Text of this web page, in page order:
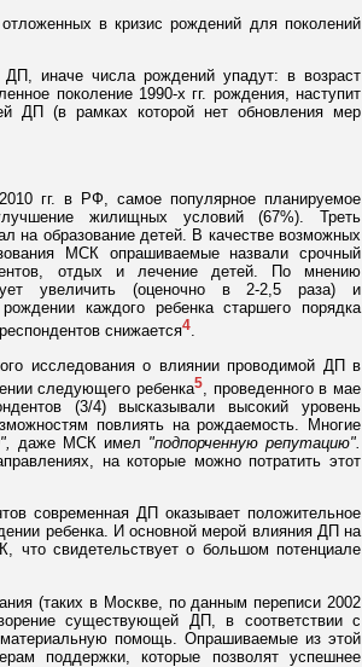
в кризис рождений для поколений
иначе числа рождений упадут: в возраст
поколение 1990-х гг. рождения, наступит
ДП (в рамках которой нет обновления мер
гг. в РФ, самое популярное планируемое
жилищных условий (67%). Треть
на образование детей. В качестве возможных
МСК опрашиваемые назвали срочный
отдых и лечение детей. По мнению
увеличить (оценочно в 2-2,5 раза) и
каждого ребенка старшего порядка
снижается4.
исследования о влиянии проводимой ДП в
следующего ребенка5, проведенного в мае
(3/4) высказывали высокий уровень
повлиять на рождаемость. Многие
даже МСК имел "подпорченную репутацию".
на которые можно потратить этот
современная ДП оказывает положительное
ребенка. И основной мерой влияния ДП на
что свидетельствует о большом потенциале
(таких в Москве, по данным переписи 2002
существующей ДП, в соответствии с
помощь. Опрашиваемые из этой
поддержки, которые позволят успешнее